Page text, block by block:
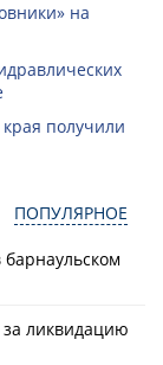
на
получили
ПОПУЛЯРНОЕ
за ликвидацию